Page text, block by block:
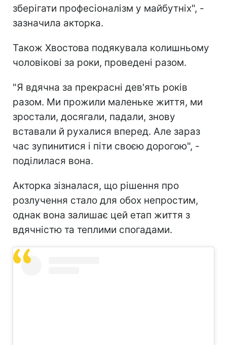
зберігати професіоналізм у майбутніх", -
зазначила акторка.
Також Хвостова подякувала колишньому
чоловікові за роки, проведені разом.
"Я вдячна за прекрасні дев'ять років
разом. Ми прожили маленьке життя, ми
зростали, досягали, падали, знову
вставали й рухалися вперед. Але зараз
час зупинитися і піти своєю дорогою", -
поділилася вона.
Акторка зізналася, що рішення про
розлучення стало для обох непростим,
однак вона залишає цей етап життя з
вдячністю та теплими спогадами.